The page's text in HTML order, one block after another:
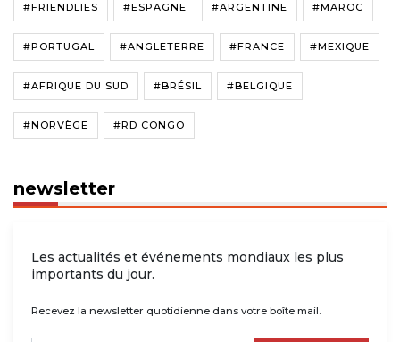
#FRIENDLIES #ESPAGNE #ARGENTINE #MAROC
#PORTUGAL #ANGLETERRE #FRANCE #MEXIQUE
#AFRIQUE DU SUD #BRÉSIL #BELGIQUE
#NORVÈGE #RD CONGO
newsletter
Les actualités et événements mondiaux les plus
importants du jour.
Recevez la newsletter quotidienne dans votre boîte mail.